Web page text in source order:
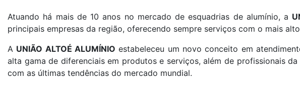
Atuando há mais de 10 anos no mercado de esquadrias de alumínio, a
principais empresas da região, oferecendo sempre serviços com o mais
A UNIÃO ALTOÉ ALUMÍNIO estabeleceu um novo conceito em
alta gama de diferenciais em produtos e serviços, além de profissionais
com as últimas tendências do mercado mundial.